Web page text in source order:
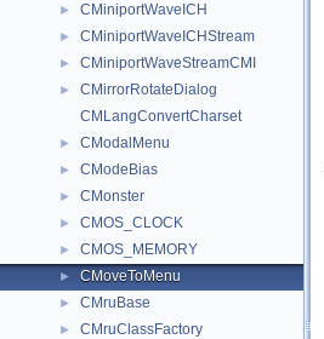
► CMiniportWaveICH
► CMiniportWaveICHStream
► CMiniportWaveStreamCMI
►
CMirrorRotateDialog
CMLangConvertCharset
► CModalMenu
► CModeBias
► CMonster
► CMOS_CLOCK
► CMOS_MEMORY
► CMoveToMenu
► CMruBase
► CMruClassFactory